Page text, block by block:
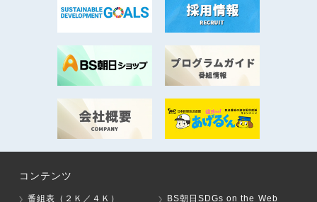
コンテンツ
番組表（２Ｋ／４Ｋ）
BS朝日SDGs on the Web